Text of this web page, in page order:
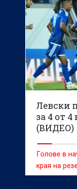
Левски
за 4 от
(ВИДЕО)
Голове в
края на
донесоха